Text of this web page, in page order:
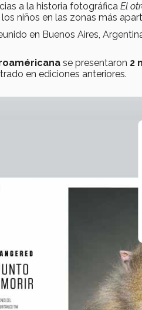
a la historia fotográfica El
niños en las zonas más
en Buenos Aires,
se presentaron 2
en ediciones anteriores.